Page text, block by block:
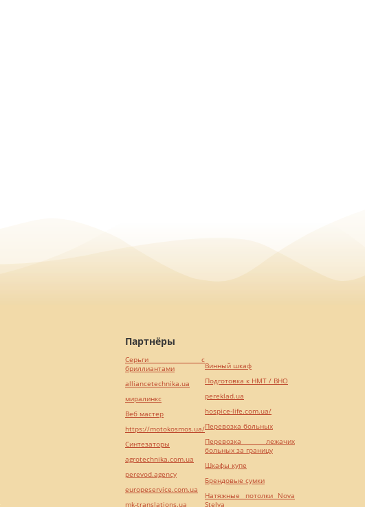
Партнёры
Серьги с
бриллиантами
alliancetechnika.ua
миралинкс
Веб мастер
https://motokosmos.ua/
Синтезаторы
agrotechnika.com.ua
perevod.agency
europeservice.com.ua
mk-translations.ua
Винный шкаф
Подготовка к НМТ / ВНО
pereklad.ua
hospice-life.com.ua/
Перевозка больных
Перевозка лежачих
больных за границу
Шкафы купе
Брендовые сумки
Натяжные потолки Nova
Stelya